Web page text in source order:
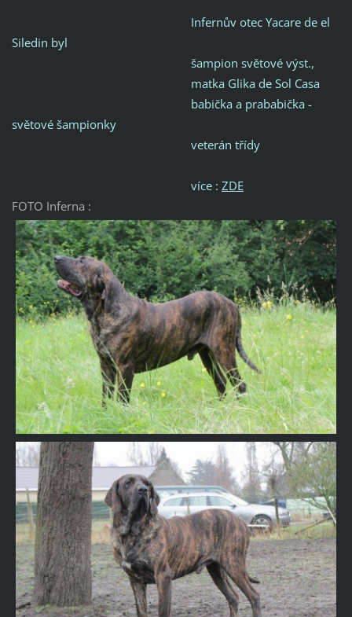
Infernův otec Yacare de el
Siledin byl
šampion světové výst.,
matka Glika de Sol Casa
babička a prababička -
světové šampionky
veterán třídy
více : ZDE
FOTO Inferna :